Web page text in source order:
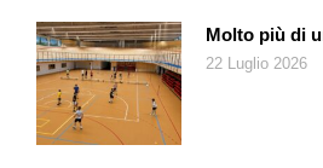
Molto più di
22 Luglio 2026